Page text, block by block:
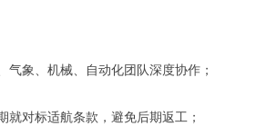
气象、机械、自动化团队深度协作；
就对标适航条款，避免后期返工；